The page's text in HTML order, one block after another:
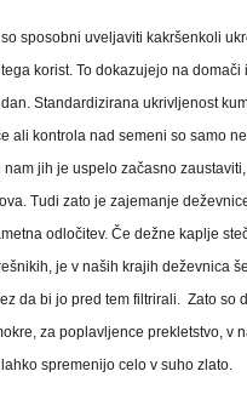
sposobni uveljaviti kakršenkoli
korist. To dokazujejo na domači
Standardizirana ukrivljenost
ali kontrola nad semeni so samo
jih je uspelo začasno
Tudi zato je zajemanje
odločitev. Če dežne kaplje
je v naših krajih deževnica
da bi jo pred tem filtrirali. Zato so
za poplavljence prekletstvo, v
spremenijo celo v suho zlato.